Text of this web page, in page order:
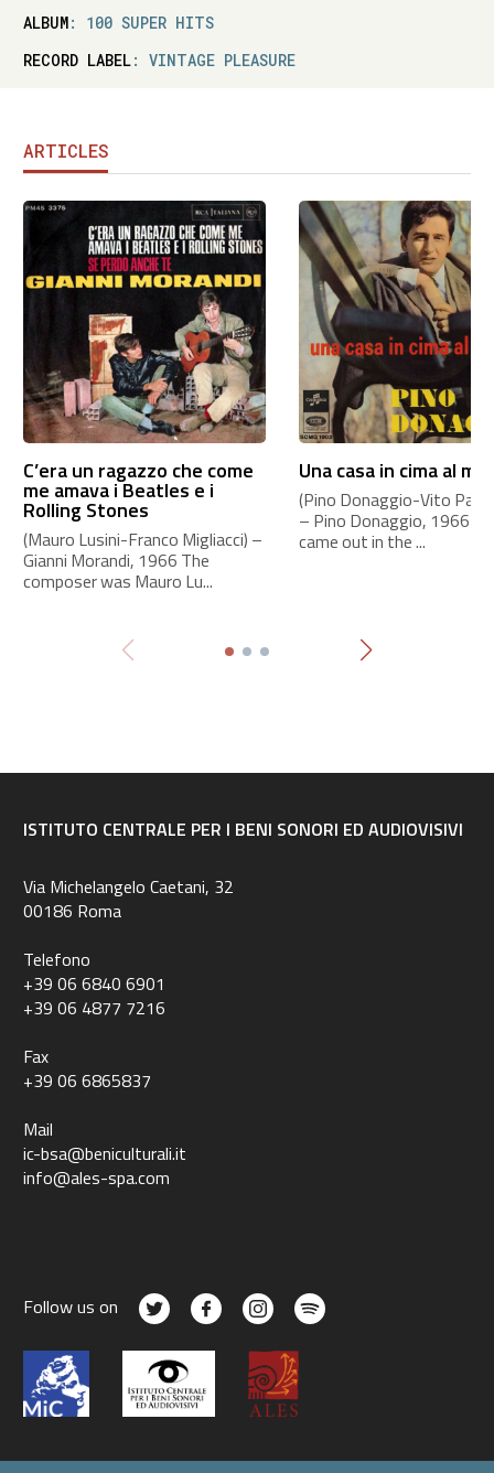
ALBUM: 100 SUPER HITS
RECORD LABEL: VINTAGE PLEASURE
ARTICLES
C’era un ragazzo che come
me amava i Beatles e i
Rolling Stones
(Mauro Lusini-Franco Migliacci) –
Gianni Morandi, 1966 The
composer was Mauro Lu...
Una casa in cima al
(Pino Donaggio-Vito
– Pino Donaggio, 1966
came out in the ...
ISTITUTO CENTRALE PER I BENI SONORI ED AUDIOVISIVI
Via Michelangelo Caetani, 32
00186 Roma
Telefono
+39 06 6840 6901
+39 06 4877 7216
Fax
+39 06 6865837
Mail
ic-bsa@beniculturali.it
info@ales-spa.com
Follow us on